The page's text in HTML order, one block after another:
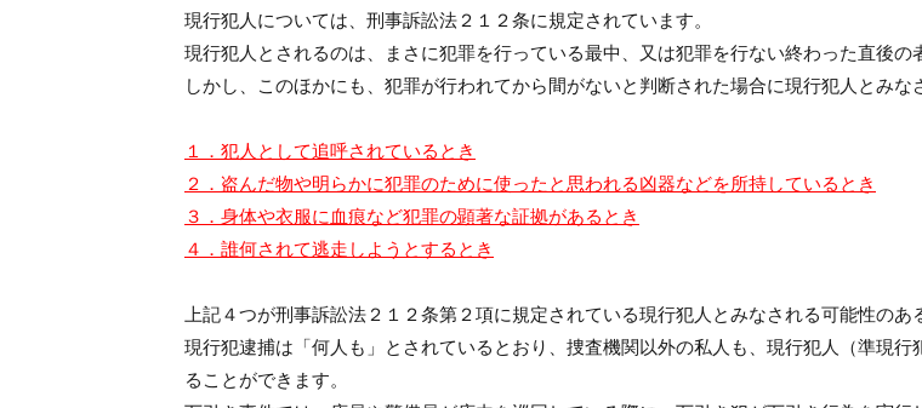
現行犯人については、刑事訴訟法２１２条に規定されています。
現行犯人とされるのは、まさに犯罪を行っている最中、又は犯罪を行ない終わった直後の
しかし、このほかにも、犯罪が行われてから間がないと判断された場合に現行犯人とみな
１．犯人として追呼されているとき
２．盗んだ物や明らかに犯罪のために使ったと思われる凶器などを所持しているとき
３．身体や衣服に血痕など犯罪の顕著な証拠があるとき
４．誰何されて逃走しようとするとき
上記４つが刑事訴訟法２１２条第２項に規定されている現行犯人とみなされる可能性のあ
現行犯逮捕は「何人も」とされているとおり、捜査機関以外の私人も、現行犯人（準現行
ることができます。